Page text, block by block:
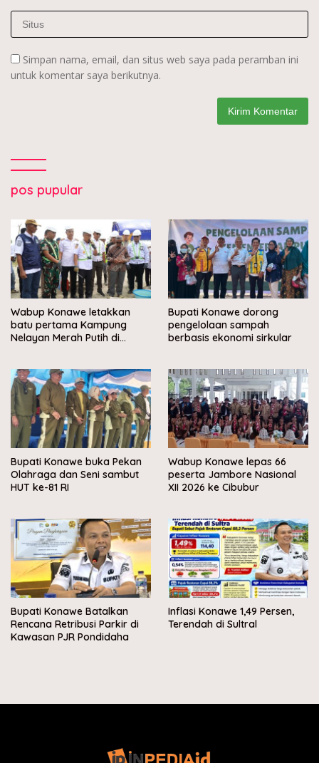
Simpan nama, email, dan situs web saya pada peramban ini
untuk komentar saya berikutnya.
pos pupular
Wabup Konawe letakkan
batu pertama Kampung
Nelayan Merah Putih di
Bupati Konawe dorong
pengelolaan sampah
berbasis ekonomi sirkular
Bupati Konawe buka Pekan
Olahraga dan Seni sambut
HUT ke-81 RI
Wabup Konawe lepas 66
peserta Jambore Nasional
XII 2026 ke Cibubur
Bupati Konawe Batalkan
Rencana Retribusi Parkir di
Kawasan PJR Pondidaha
Inflasi Konawe 1,49 Persen,
Terendah di Sultral